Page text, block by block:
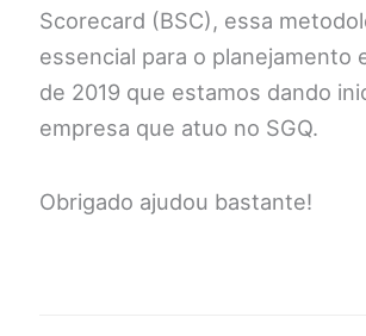
Scorecard (BSC), essa
essencial para o planejamento
de 2019 que estamos dando
empresa que atuo no SGQ.
Obrigado ajudou bastante!